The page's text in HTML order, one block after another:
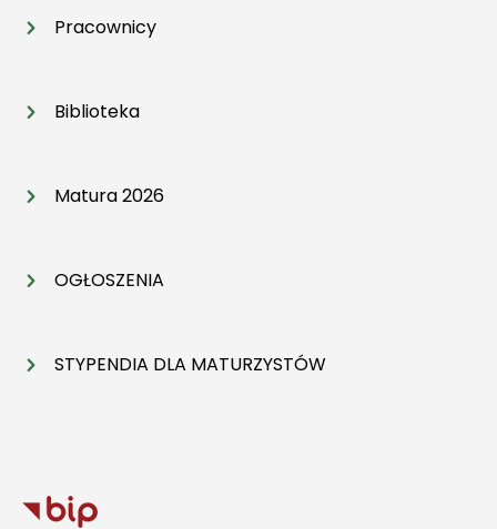
Pracownicy
Biblioteka
Matura 2026
OGŁOSZENIA
STYPENDIA DLA MATURZYSTÓW